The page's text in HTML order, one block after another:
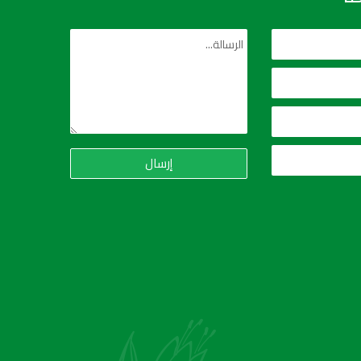
إرسال